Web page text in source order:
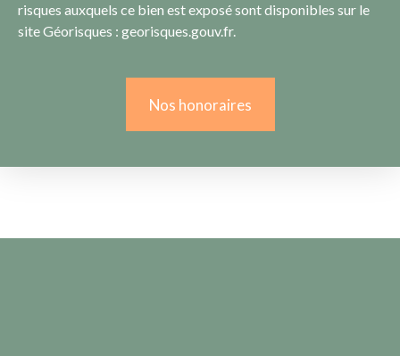
risques auxquels ce bien est exposé sont disponibles sur le
site Géorisques : georisques.gouv.fr.
Nos honoraires